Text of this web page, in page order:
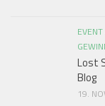
EVENT
Lost
Blog
19.